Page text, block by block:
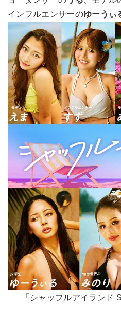
インフルエンサーのゆーうぃ
「シャッフルアイランド